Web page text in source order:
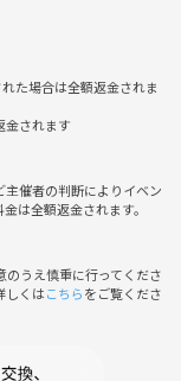
ない？
ていくことができま
中で自分の想いを発見
話する中で、それぞ
た場合は全額返金されま
金されます
催者の判断によりイベン
は全額返金されます。
のうえ慎重に行ってくださ
しくはこちらをご覧くださ